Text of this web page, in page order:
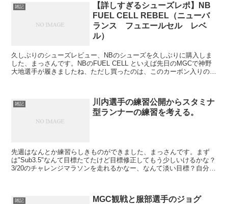
雑記
【詳しすぎるシューズレポ】NB
FUEL CELL REBEL（ニューバ
ランス フュエールセル レベ
ル）
久しぶりのシューズレビュー、NBのシューズを久しぶりに購入しま
した、まっさんです。NBのFUEL CELL といえば先日のMGCで神野
大地選手が履きましたね、ただし買ったのは、このカーボン入りのモ
雑記
川内選手の練習公開からスタミナ
型ランナーの練習を考える。
先週はなんとか練習らしきものができました、まっさんです。まず
は"Sub3.5"なんて目標たてたけど目標修正してもう少しいけるかな？
3/20のチャレンジマラソンを走れるかなー、なんて淡い目標？自分へ
雑記
MGC観戦と服部選手のジョグ